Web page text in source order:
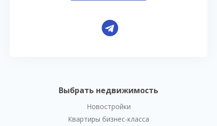
Выбрать недвижимость
Новостройки
Квартиры бизнес-класса